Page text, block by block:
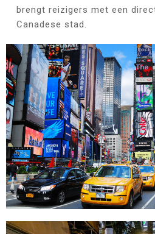
brengt reizigers met een
Canadese stad.